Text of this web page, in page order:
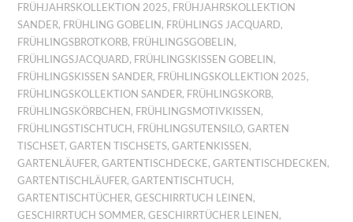
FRÜHJAHRSKOLLEKTION 2025, FRÜHJAHRSKOLLEKTION
SANDER, FRÜHLING GOBELIN , FRÜHLINGS JACQUARD,
FRÜHLINGSBROTKORB, FRÜHLINGSGOBELIN ,
FRÜHLINGSJACQUARD, FRÜHLINGSKISSEN GOBELIN ,
FRÜHLINGSKISSEN SANDER, FRÜHLINGSKOLLEKTION 2025,
FRÜHLINGSKOLLEKTION SANDER, FRÜHLINGSKORB,
FRÜHLINGSKÖRBCHEN , FRÜHLINGSMOTIVKISSEN ,
FRÜHLINGSTISCHTUCH , FRÜHLINGSUTENSILO,GARTEN
TISCHSET,GARTEN TISCHSETS,GARTENKISSEN ,
GARTENLÄUFER,GARTENTISCHDECKE,GARTENTISCHDECKEN ,
GARTENTISCHLÄUFER,GARTENTISCHTUCH ,
GARTENTISCHTÜCHER,GESCHIRRTUCH LEINEN ,
GESCHIRRTUCH SOMMER,GESCHIRRTÜCHER LEINEN ,